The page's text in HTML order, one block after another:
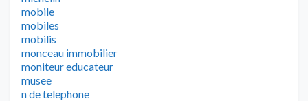
mobile
mobiles
mobilis
monceau immobilier
moniteur educateur
musee
n de telephone